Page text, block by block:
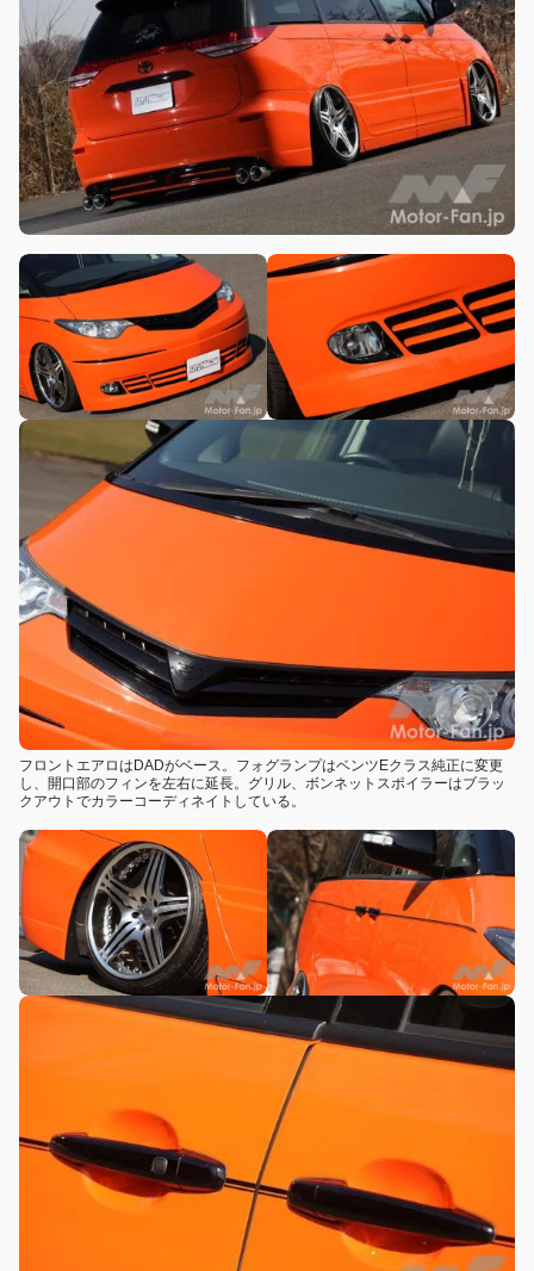
フロントエアロはDADがベース。フォグランプはベンツEクラス純正に変更
し、開口部のフィンを左右に延長。グリル、ボンネットスポイラーはブラッ
クアウトでカラーコーディネイトしている。